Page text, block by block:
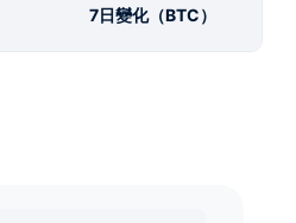
7日變化（BTC）